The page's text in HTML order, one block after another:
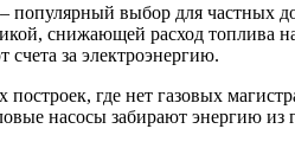
популярный выбор для
снижающей расход топлива
за электроэнергию.
где нет газовых
насосы забирают энергию из